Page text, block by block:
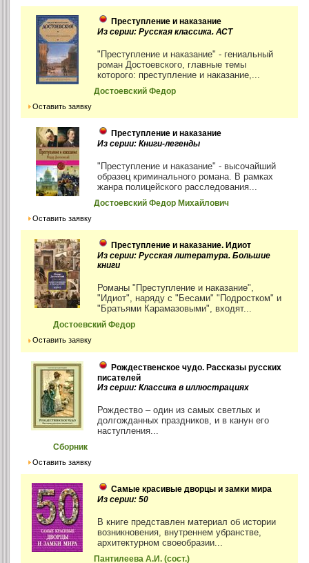
Преступление и наказание
Из серии: Русская классика. АСТ
"Преступление и наказание" - гениальный
роман Достоевского, главные темы
которого: преступление и наказание,...
Достоевский Федор
Оставить заявку
Преступление и наказание
Из серии: Книги-легенды
"Преступление и наказание" - высочайший
образец криминального романа. В рамках
жанра полицейского расследования...
Достоевский Федор Михайлович
Оставить заявку
Преступление и наказание. Идиот
Из серии: Русская литература. Большие
книги
Романы "Преступление и наказание",
"Идиот", наряду с "Бесами" "Подростком" и
"Братьями Карамазовыми", входят...
Достоевский Федор
Оставить заявку
Рождественское чудо. Рассказы русских
писателей
Из серии: Классика в иллюстрациях
Рождество – один из самых светлых и
долгожданных праздников, и в канун его
наступления...
Сборник
Оставить заявку
Самые красивые дворцы и замки мира
Из серии: 50
В книге представлен материал об истории
возникновения, внутреннем убранстве,
архитектурном своеобразии...
Пантилеева А.И. (сост.)